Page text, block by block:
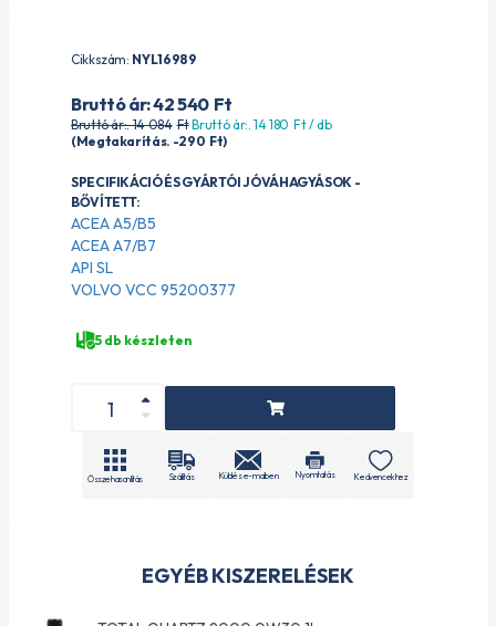
EGYÉB KISZERELÉSEK
Cikkszám: NYL16989
Bruttó ár: 42 540 Ft
Bruttó ár:. 14 084 FtBruttó ár:. 14 180 Ft/ db
(Megtakarítás. -290 Ft)
SPECIFIKÁCIÓ ÉS GYÁRTÓI JÓVÁHAGYÁSOK -
BŐVÍTETT:
ACEA A5/B5
ACEA A7/B7
API SL
VOLVO VCC 95200377
5 db készleten
Összehasonlítás Szállítás Küldés e-mailben Nyomtatás Kedvencekhez